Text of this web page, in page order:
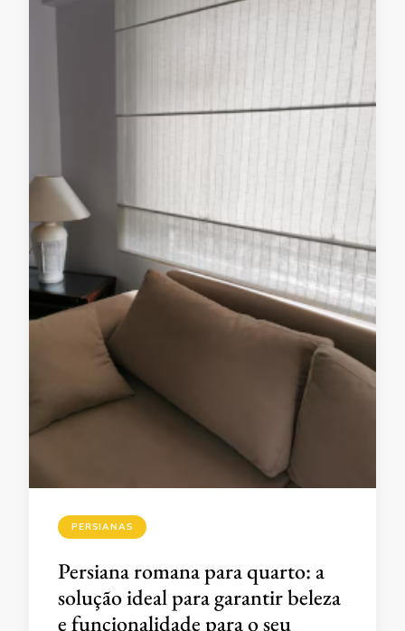
PERSIANAS
Persiana romana para quarto: a
solução ideal para garantir beleza
e funcionalidade para o seu